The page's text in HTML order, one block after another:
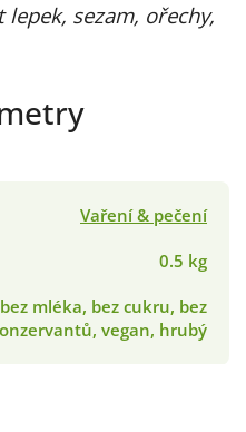
lepek, sezam, ořechy,
Vaření & pečení
0.5 kg
bez mléka, bez cukru, bez
vegan, hrubý